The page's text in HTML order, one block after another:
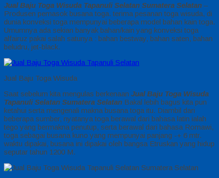
Jual Baju Toga Wisuda Tapanuli Selatan Sumatera Selatan –
Produsen pemasok busana toga. terima pesanan toga wisuda, di
dunia konveksi toga mempunyai beberapa model bahan kain toga.
Umumnya ada sekian banyak bahan/kain yang konveksi toga
alfairuz pakai salah satunya : bahan bestway, bahan saten, bahan
beludru, jet-black.
Jual Baju Toga Wisuda
Saat sebelum kita mengulas berkenaan Jual Baju Toga Wisuda
Tapanuli Selatan Sumatera Selatan Bakal lebih bagus kita pun
ketahui serta mengenali makna busana toga itu. Diambil dari
beberapa sumber, nyatanya toga berawal dari bahasa latin ialah
tego yang bermakna penutup, serta berawal dari bahasa Romawi,
toga sebagai busana kuno yang mempunyai panjang -+ 6 mtr.
waktu dipakai, busana ini dipakai oleh bangsa Etruskan yang hidup
seputar tahun 1200 M.